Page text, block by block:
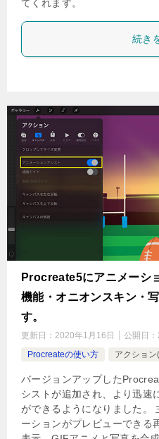
てくれます。
続き
Procreate5にアニメーシ
機能・オニオンスキン・
す。
更新日： 2020年1月16日 公開日：
Procreateの使い方
アクショ
バージョンアップした
シストが追加され、より迅速
ができるようになりました。
ーションがプレビューできる